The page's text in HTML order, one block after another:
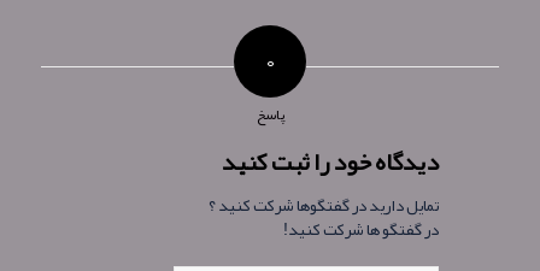
۰
پاسخ
دیدگاه خود را ثبت کنید
تمایل دارید در گفتگوها شرکت کنید ؟
در گفتگو ها شرکت کنید!